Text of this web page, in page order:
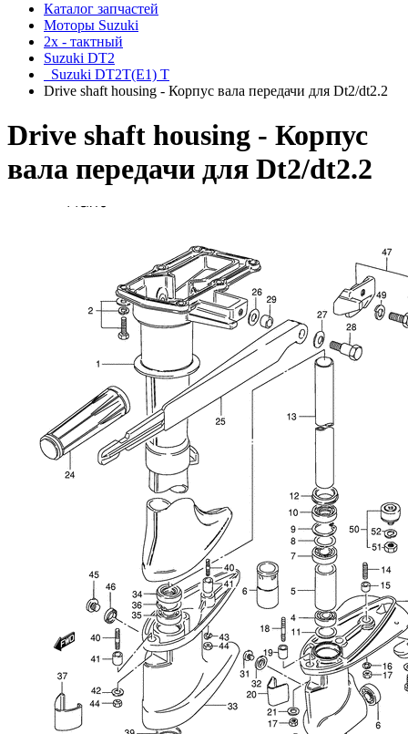
Каталог запчастей
Моторы Suzuki
2x - тактный
Suzuki DT2
Suzuki DT2T(E1) T
Drive shaft housing - Корпус вала передачи для Dt2/dt2.2
Drive shaft housing - Корпус
вала передачи для Dt2/dt2.2